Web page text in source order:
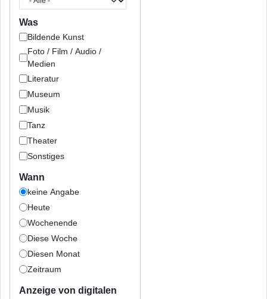
Was
Bildende Kunst
Foto / Film / Audio /
Medien
Literatur
Museum
Musik
Tanz
Theater
Sonstiges
Wann
keine Angabe
Heute
Wochenende
Diese Woche
Diesen Monat
Zeitraum
Anzeige von digitalen